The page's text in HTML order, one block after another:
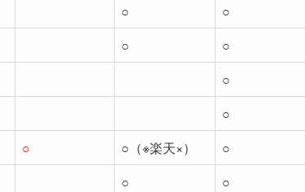
○
○
○
○
○
○
○ ○（※楽天×）
○
○
○